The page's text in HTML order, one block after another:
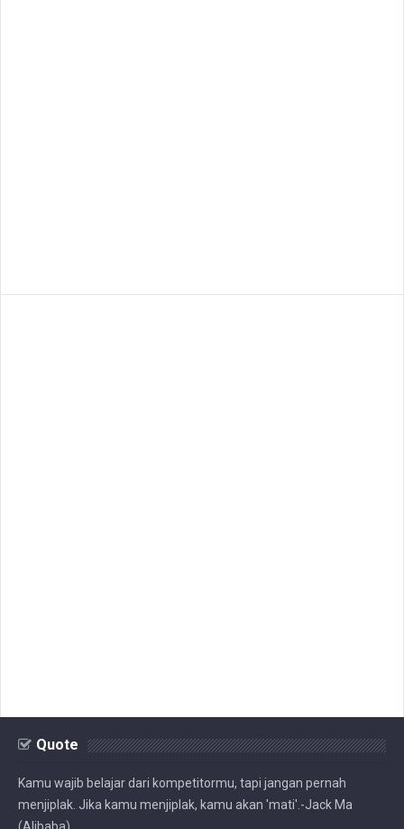
Quote
Kamu wajib belajar dari kompetitormu, tapi jangan pernah
menjiplak. Jika kamu menjiplak, kamu akan 'mati'.-Jack Ma